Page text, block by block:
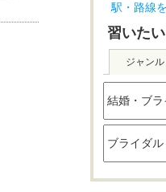
駅・路線
習いた
ジャンル